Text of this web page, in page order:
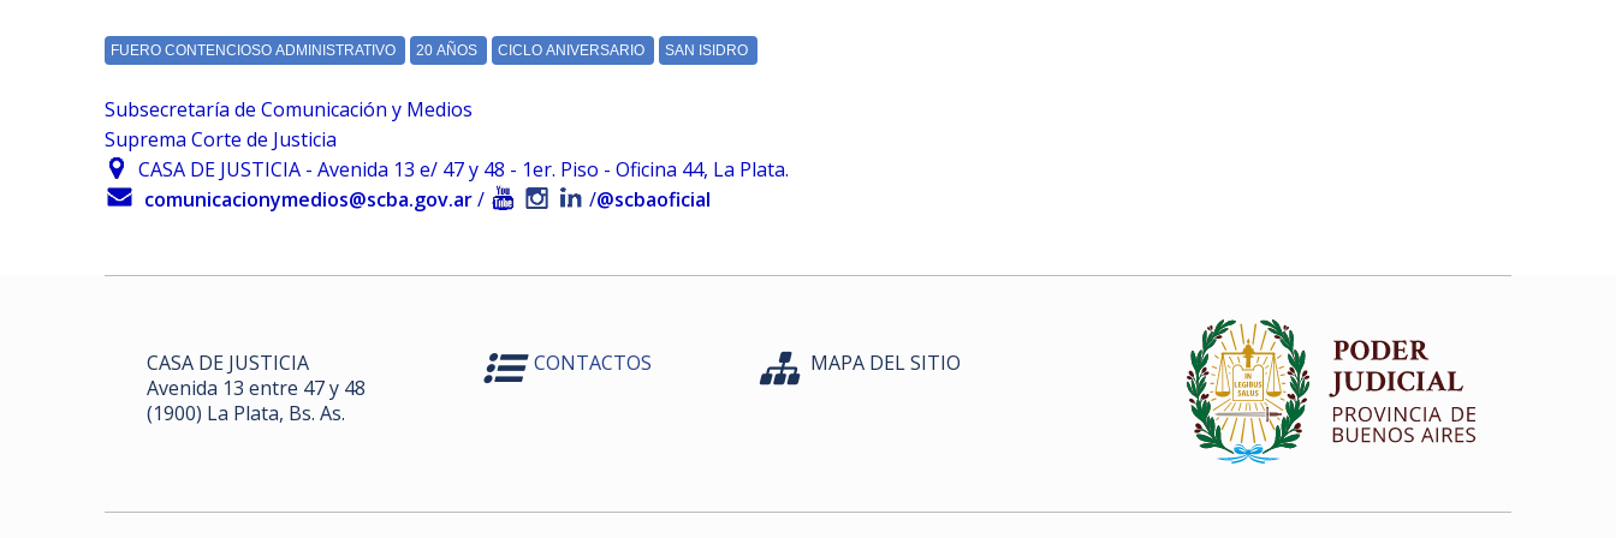
Subsecretaría de Comunicación y Medios
Suprema Corte de Justicia
CASA DE JUSTICIA - Avenida 13 e/ 47 y 48 - 1er. Piso - Oficina 44, La Plata.
comunicacionymedios@scba.gov.ar/ /@scbaoficial
CASA DE JUSTICIA
Avenida 13 entre 47 y 48
(1900) La Plata, Bs. As.
CONTACTOS MAPA DEL SITIO